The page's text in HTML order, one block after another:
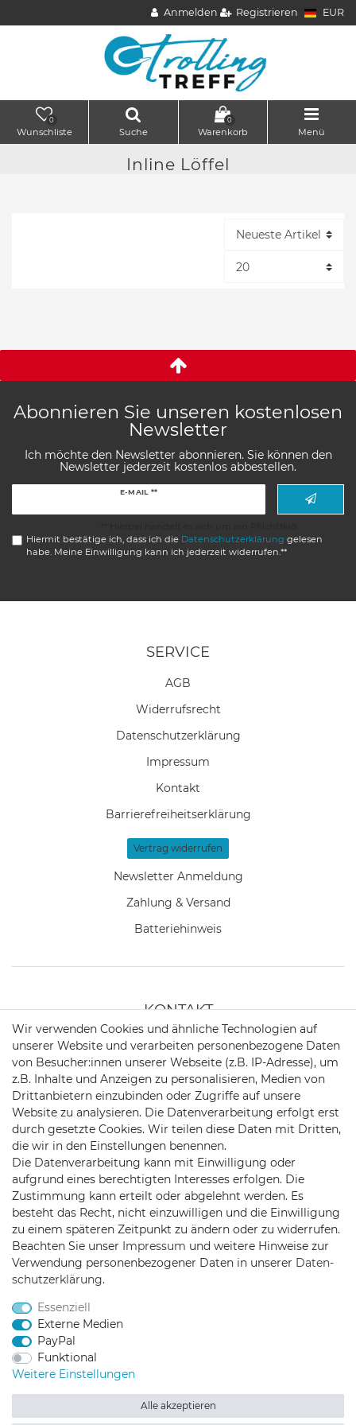
Anmelden Registrieren EUR
0
Wunschliste Suche
0
Warenkorb Menü
Inline Löffel
Abonnieren Sie unseren kostenlosen
Newsletter
Ich möchte den Newsletter abonnieren. Sie können den
Newsletter jederzeit kostenlos abbestellen.
E-MAIL **
Hiermit bestätige ich, dass ich die Daten­schutz­erklärung gelesen
habe. Meine Einwilligung kann ich jederzeit widerrufen.**
SERVICE
AGB
Widerrufs­recht
Daten­schutz­erklärung
Impressum
Kontakt
Barrierefreiheitserklärung
Vertrag widerrufen
Newsletter Anmeldung
Zahlung & Versand
Batteriehinweis
KONTAKT
Telefon:+49 176 24909451
Mail:mail@trollingtreff.de
*Alle Preise inkl. MwSt., zzgl. Versandkosten
Wir verwenden Cookies und ähnliche Technologien auf
unserer Website und verarbeiten personenbezogene Daten
von Besucher:innen unserer Webseite (z.B. IP-Adresse), um
z.B. Inhalte und Anzeigen zu personalisieren, Medien von
Drittanbietern einzubinden oder Zugriffe auf unsere
Website zu analysieren. Die Datenverarbeitung erfolgt erst
durch gesetzte Cookies. Wir teilen diese Daten mit Dritten,
die wir in den Einstellungen benennen.
Die Datenverarbeitung kann mit Einwilligung oder
aufgrund eines berechtigten Interesses erfolgen. Die
Zustimmung kann erteilt oder abgelehnt werden. Es
besteht das Recht, nicht einzuwilligen und die Einwilligung
zu einem späteren Zeitpunkt zu ändern oder zu widerrufen.
Beachten Sie unser Impressum und weitere Hinweise zur
Verwendung personenbezogener Daten in unserer Daten­
schutz­erklärung.
Essenziell
Externe Medien
PayPal
Funktional
Weitere Einstellungen
Alle akzeptieren